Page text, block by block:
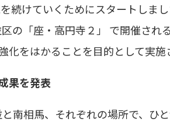
続けていくためにスタートしま
の「座・高円寺２」 で開催され
化をはかることを目的として実施
果を発表
南相馬、それぞれの場所で、ひと